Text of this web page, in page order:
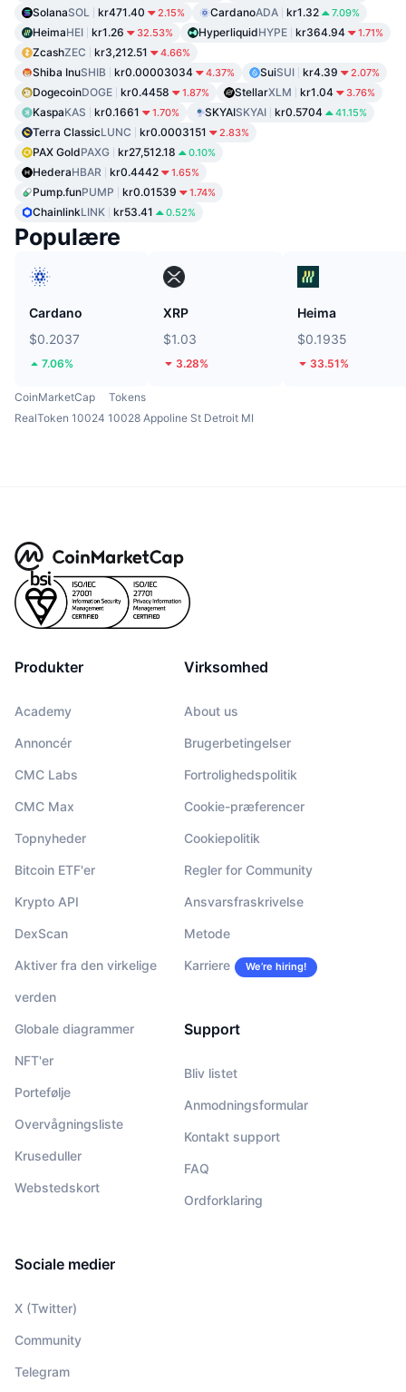
SolanaSOL kr471.40 2.15% CardanoADA kr1.32 7.09%
HeimaHEI kr1.26 32.53% HyperliquidHYPE kr364.94 1.71%
ZcashZEC kr3,212.51 4.66%
Shiba InuSHIB kr0.00003034 4.37% SuiSUI kr4.39 2.07%
DogecoinDOGE kr0.4458 1.87% StellarXLM kr1.04 3.76%
KaspaKAS kr0.1661 1.70% SKYAISKYAI kr0.5704 41.15%
Terra ClassicLUNC kr0.0003151 2.83%
PAX GoldPAXG kr27,512.18 0.10%
HederaHBAR kr0.4442 1.65%
Pump.funPUMP kr0.01539 1.74%
ChainlinkLINK kr53.41 0.52%
Populære
Cardano
$0.2037
7.06%
XRP
$1.03
3.28%
Heima
$0.1935
33.51%
CoinMarketCap
Tokens
RealToken 10024 10028 Appoline St Detroit MI
Produkter
Academy
Annoncér
CMC Labs
CMC Max
Topnyheder
Bitcoin ETF'er
Krypto API
DexScan
Aktiver fra den virkelige
verden
Globale diagrammer
NFT'er
Portefølje
Overvågningsliste
Kruseduller
Webstedskort
Virksomhed
About us
Brugerbetingelser
Fortrolighedspolitik
Cookie-præferencer
Cookiepolitik
Regler for Community
Ansvarsfraskrivelse
Metode
Karriere We’re hiring!
Support
Bliv listet
Anmodningsformular
Kontakt support
FAQ
Ordforklaring
Sociale medier
X (Twitter)
Community
Telegram